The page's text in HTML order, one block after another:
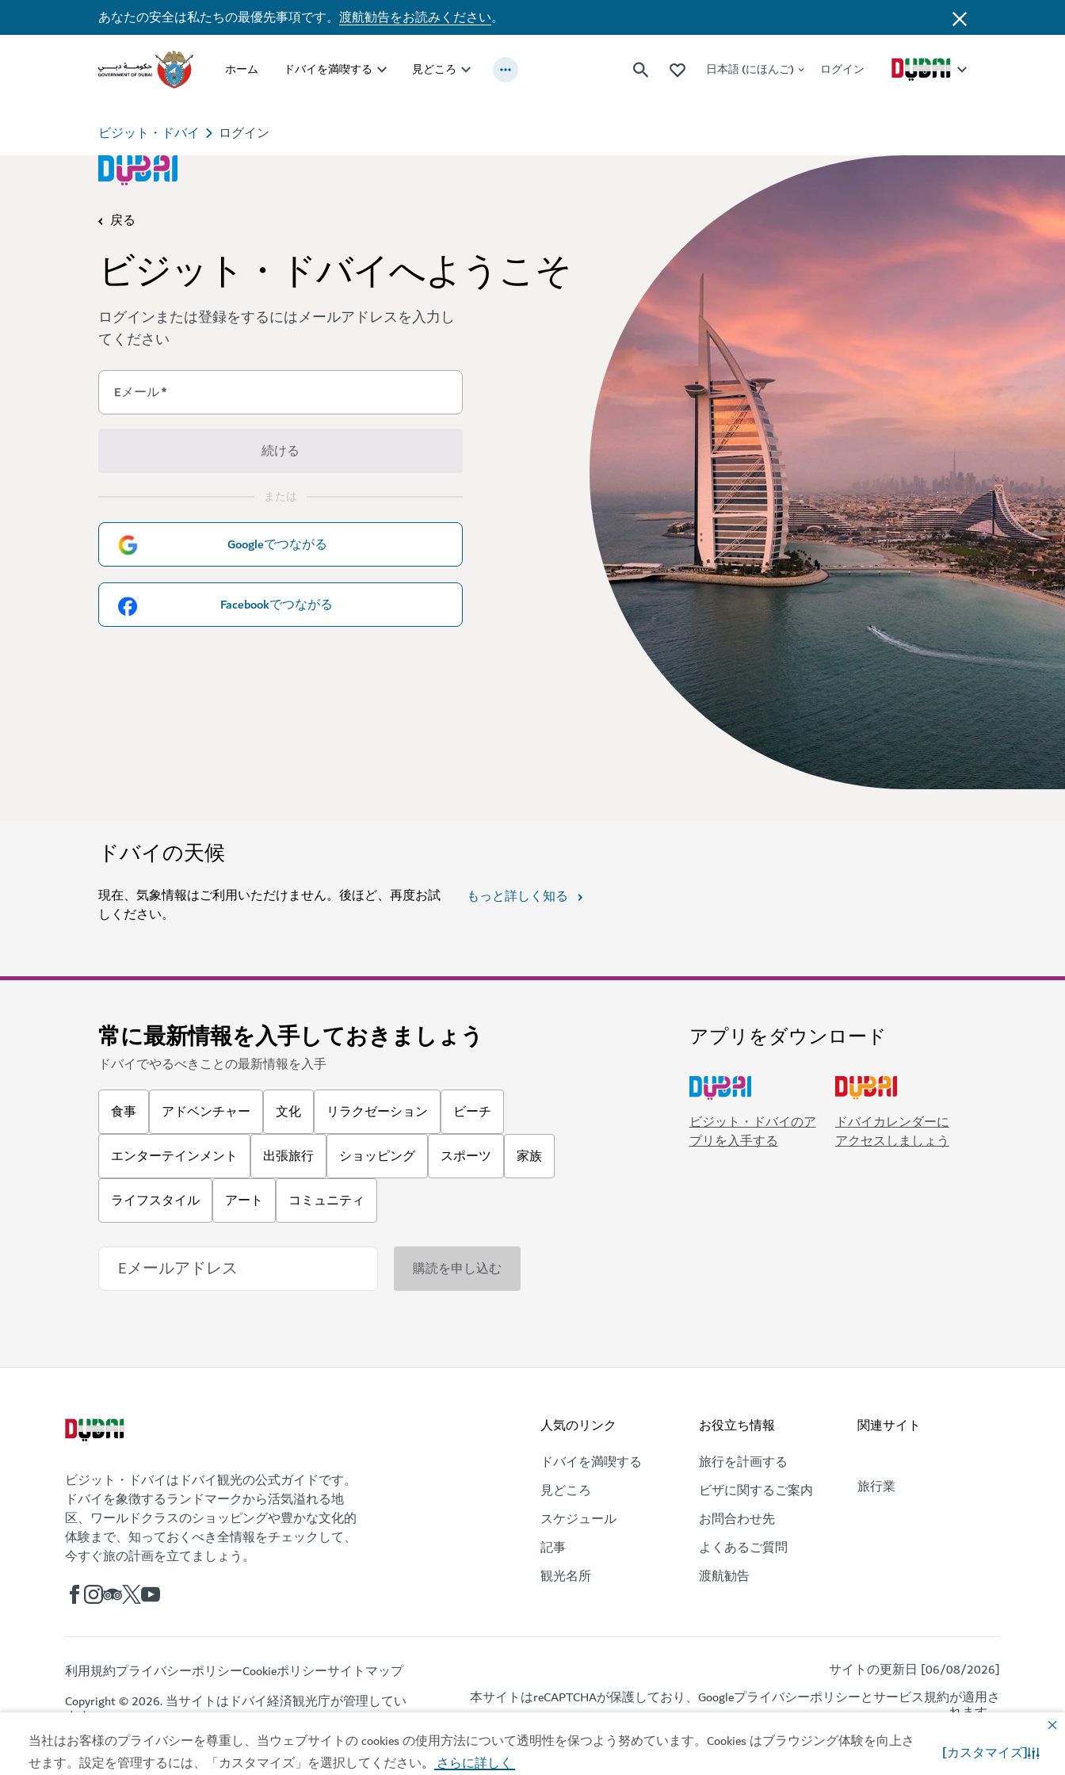
当社はお客様のプライバシーを尊重し、当ウェブサイトの cookies の使用方法について透明性を保つよう努めています。Cookies はブラウジング体験を向上さ
せます。設定を管理するには、「カスタマイズ」を選択してください。 さらに詳しく [カスタマイズ]
あなたの安全は私たちの最優先事項です。 渡航勧告をお読みください。
ホーム ドバイを満喫する 見どころ 日本語 (にほんご) ログイン
ビジット・ドバイ ログイン
戻る
ビジット・ドバイへようこそ
ログインまたは登録をするにはメールアドレスを入力し
てください
Eメール*
続ける
または
Googleでつながる
Facebookでつながる
ドバイの天候
現在、気象情報はご利用いただけません。後ほど、再度お試
しください。
もっと詳しく知る
常に最新情報を入手しておきましょう
ドバイでやるべきことの最新情報を入手
食事 アドベンチャー 文化 リラクゼーション ビーチ
エンターテインメント 出張旅行 ショッピング スポーツ 家族
ライフスタイル アート コミュニティ
アプリをダウンロード
ビジット・ドバイのア
プリを入手する
ドバイカレンダーに
アクセスしましょう
ビジット・ドバイはドバイ観光の公式ガイドです。
ドバイを象徴するランドマークから活気溢れる地
区、ワールドクラスのショッピングや豊かな文化的
体験まで、知っておくべき全情報をチェックして、
今すぐ旅の計画を立てましょう。
人気のリンク
ドバイを満喫する
見どころ
スケジュール
記事
観光名所
お役立ち情報
旅行を計画する
ビザに関するご案内
お問合わせ先
よくあるご質問
渡航勧告
関連サイト
旅行業
利用規約プライバシーポリシーCookieポリシーサイトマップ
Copyright © 2026. 当サイトはドバイ経済観光庁が管理してい
ます。
サイトの更新日 [06/08/2026]
本サイトはreCAPTCHAが保護しており、Googleプライバシーポリシーとサービス規約が適用さ
れます。